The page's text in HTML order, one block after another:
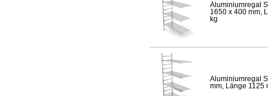
Aluminiumregal
1650 x 400 mm,
kg
Aluminiumregal
mm, Länge 1125